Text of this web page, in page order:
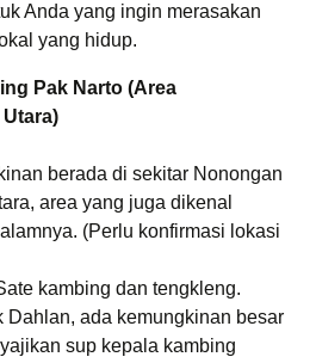
Anda yang ingin merasakan
yang hidup.
Pak Narto (Area
berada di sekitar Nonongan
area yang juga dikenal
(Perlu konfirmasi lokasi
kambing dan tengkleng.
Dahlan, ada kemungkinan besar
sup kepala kambing